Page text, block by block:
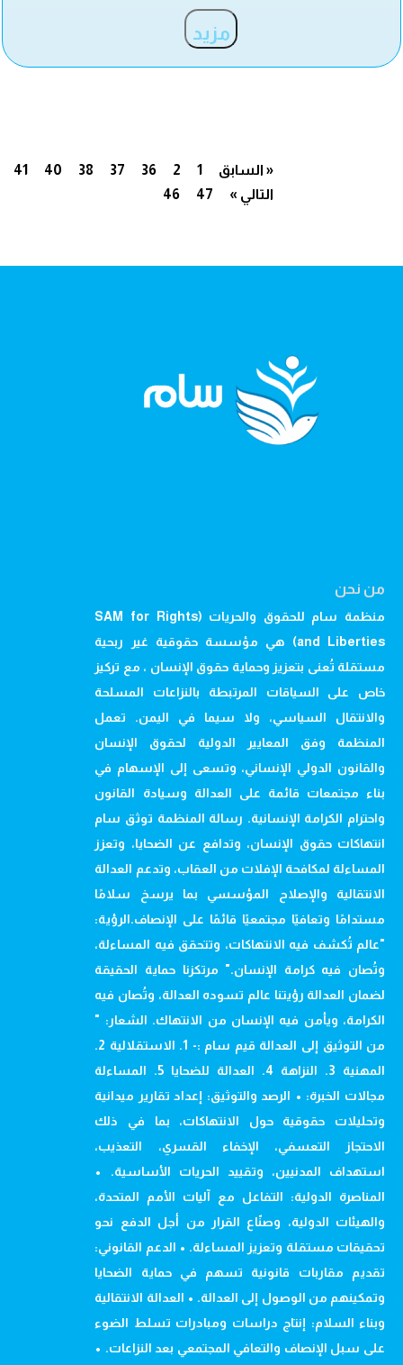
مزيد
« السابق 1
2
36
37
38
40
41
46
47 التالي »
من نحن
منظمة سام للحقوق والحريات (SAM for Rights
and Liberties) هي مؤسسة حقوقية غير ربحية
مستقلة تُعنى بتعزيز وحماية حقوق الإنسان ، مع تركيز
خاص على السياقات المرتبطة بالنزاعات المسلحة
والانتقال السياسي، ولا سيما في اليمن. تعمل
المنظمة وفق المعايير الدولية لحقوق الإنسان
والقانون الدولي الإنساني، وتسعى إلى الإسهام في
بناء مجتمعات قائمة على العدالة وسيادة القانون
واحترام الكرامة الإنسانية. رسالة المنظمة توثق سام
انتهاكات حقوق الإنسان، وتدافع عن الضحايا، وتعزز
المساءلة لمكافحة الإفلات من العقاب، وتدعم العدالة
الانتقالية والإصلاح المؤسسي بما يرسخ سلامًا
مستدامًا وتعافيًا مجتمعيًا قائمًا على الإنصاف.الرؤية:
"عالم تُكشف فيه الانتهاكات، وتتحقق فيه المساءلة،
وتُصان فيه كرامة الإنسان." مرتكزنا حماية الحقيقة
لضمان العدالة رؤيتنا عالم تسوده العدالة، وتُصان فيه
الكرامة، ويأمن فيه الإنسان من الانتهاك. الشعار: "
من التوثيق إلى العدالة قيم سام :- 1. الاستقلالية 2.
المهنية 3. النزاهة 4. العدالة للضحايا 5. المساءلة
مجالات الخبرة: • الرصد والتوثيق: إعداد تقارير ميدانية
وتحليلات حقوقية حول الانتهاكات، بما في ذلك
الاحتجاز التعسفي، الإخفاء القسري، التعذيب،
استهداف المدنيين، وتقييد الحريات الأساسية. •
المناصرة الدولية: التفاعل مع آليات الأمم المتحدة،
والهيئات الدولية، وصنّاع القرار من أجل الدفع نحو
تحقيقات مستقلة وتعزيز المساءلة. • الدعم القانوني:
تقديم مقاربات قانونية تسهم في حماية الضحايا
وتمكينهم من الوصول إلى العدالة. • العدالة الانتقالية
وبناء السلام: إنتاج دراسات ومبادرات تسلط الضوء
على سبل الإنصاف والتعافي المجتمعي بعد النزاعات. •